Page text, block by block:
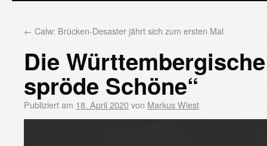
← Calw: Brücken-Desaster jährt sich zum ersten Mal
Die
spröde Schöne“
Publiziert am 18. April 2020von Markus Wiest